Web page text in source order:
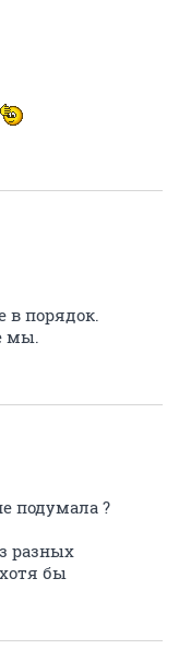
в порядок.
мы.
подумала ?
разных
бы